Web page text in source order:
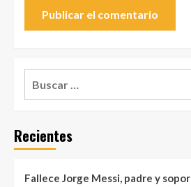
Recientes
Fallece Jorge Messi, padre y